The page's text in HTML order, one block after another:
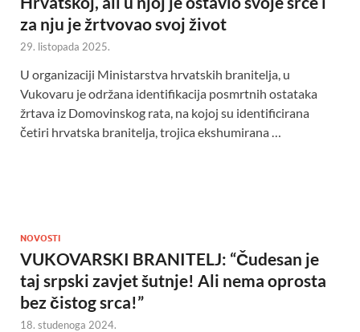
za nju je žrtvovao svoj život
29. listopada 2025.
U organizaciji Ministarstva hrvatskih branitelja, u
Vukovaru je održana identifikacija posmrtnih ostataka
žrtava iz Domovinskog rata, na kojoj su identificirana
četiri hrvatska branitelja, trojica ekshumirana …
NOVOSTI
VUKOVARSKI BRANITELJ: “Čudesan je
taj srpski zavjet šutnje! Ali nema oprosta
bez čistog srca!”
18. studenoga 2024.